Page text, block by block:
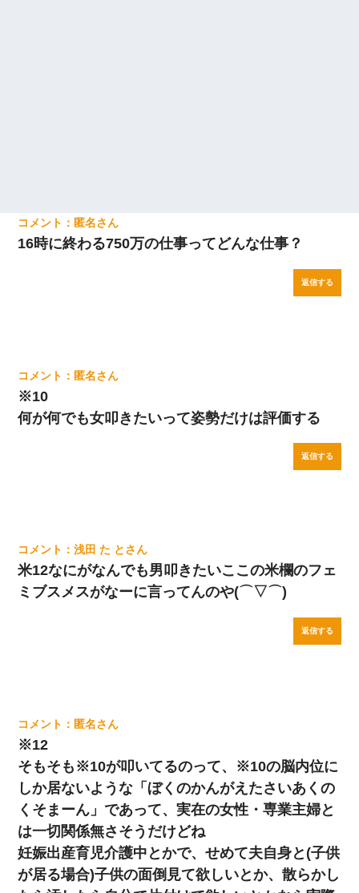
匿名
16時に終わる750万の仕事ってどんな仕事？
返信する
匿名
※10
何が何でも女叩きたいって姿勢だけは評価する
返信する
浅田 た と
米12なにがなんでも男叩きたいここの米欄のフェ
ミブスメスがなーに言ってんのや(⌒▽⌒)
返信する
匿名
※12
そもそも※10が叩いてるのって、※10の脳内位に
しか居ないような「ぼくのかんがえたさいあくの
くそまーん」であって、実在の女性・専業主婦と
は一切関係無さそうだけどね
妊娠出産育児介護中とかで、せめて夫自身と(子供
が居る場合)子供の面倒見て欲しいとか、散らかし